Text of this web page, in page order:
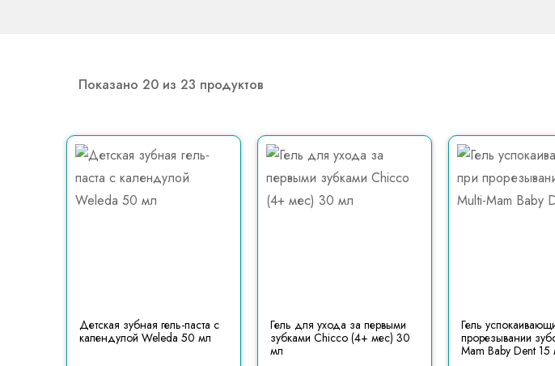
Показано 20 из 23 продуктов
Детская зубная гель-паста с
календулой Weleda 50 мл
Гель для ухода за первыми
зубками Chicco (4+ мес) 30
мл
Гель
прорезывании
Mam Baby Dent 15